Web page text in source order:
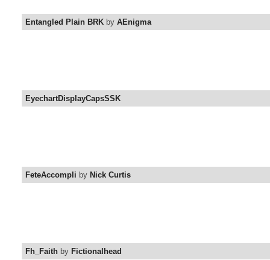
Entangled Plain BRK by AEnigma
EyechartDisplayCapsSSK
FeteAccompli by Nick Curtis
Fh_Faith by Fictionalhead